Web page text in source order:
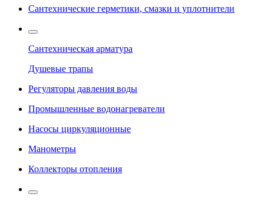
Сантехнические герметики, смазки и уплотнители
Сантехническая арматура
Душевые трапы
Регуляторы давления воды
Промышленные водонагреватели
Насосы циркуляционные
Манометры
Коллекторы отопления